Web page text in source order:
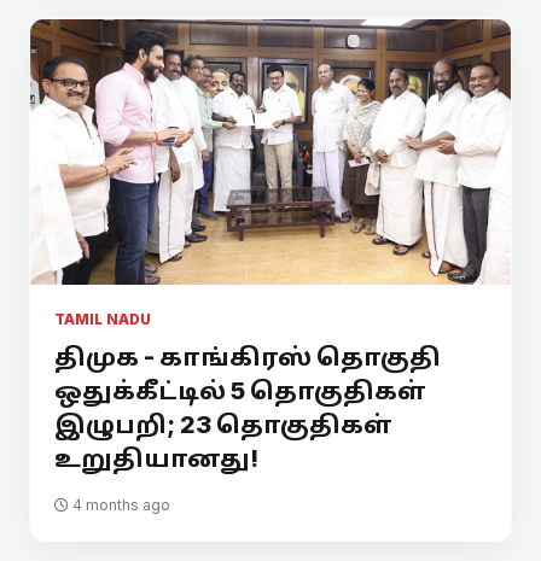
TAMIL NADU
திமுக - காங்கிரஸ் தொகுதி
ஒதுக்கீட்டில் 5 தொகுதிகள்
இழுபறி; 23 தொகுதிகள்
உறுதியானது!
4 months ago